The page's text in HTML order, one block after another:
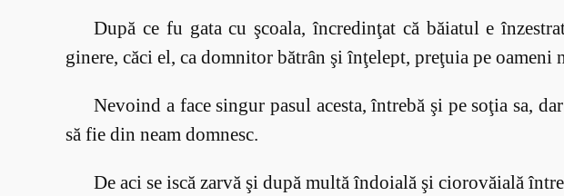
După ce fu gata cu şcoala, încredinţat că băiatul e
ginere, căci el, ca domnitor bătrân şi înţelept, preţuia pe oameni
Nevoind a face singur pasul acesta, întrebă şi pe soţia sa,
să fie din neam domnesc.
De aci se iscă zarvă şi după multă îndoială şi ciorovăială